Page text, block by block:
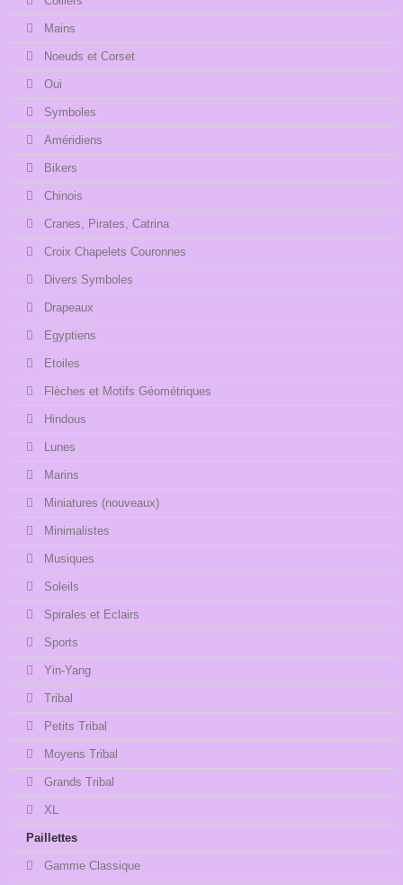
Mains
Noeuds et Corset
Oui
Symboles
Améridiens
Bikers
Chinois
Cranes, Pirates, Catrina
Croix Chapelets Couronnes
Divers Symboles
Drapeaux
Egyptiens
Etoiles
Flèches et Motifs Géométriques
Hindous
Lunes
Marins
Miniatures (nouveaux)
Minimalistes
Musiques
Soleils
Spirales et Eclairs
Sports
Yin-Yang
Tribal
Petits Tribal
Moyens Tribal
Grands Tribal
XL
Paillettes
Gamme Classique